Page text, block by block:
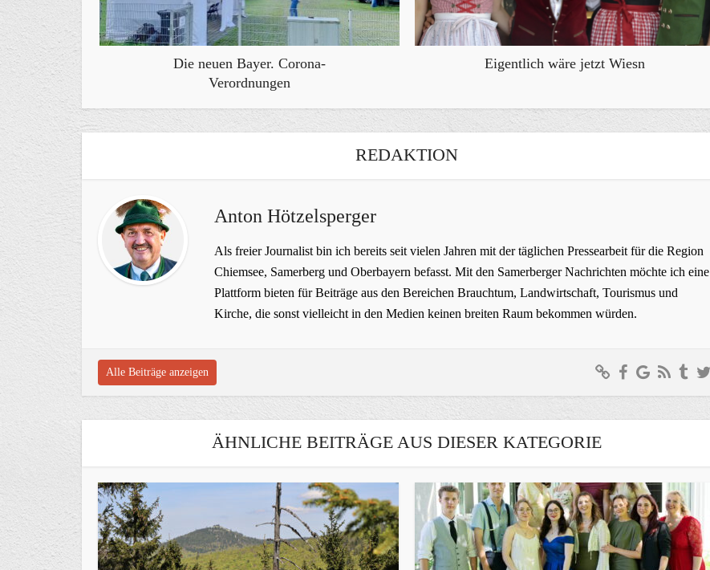
Die neuen Bayer. Corona-
Verordnungen
Eigentlich wäre jetzt Wiesn
REDAKTION
Anton Hötzelsperger
Als freier Journalist bin ich bereits seit vielen Jahren mit der täglichen Pressearbeit für die Region
Chiemsee, Samerberg und Oberbayern befasst. Mit den Samerberger Nachrichten möchte ich eine
Plattform bieten für Beiträge aus den Bereichen Brauchtum, Landwirtschaft, Tourismus und
Kirche, die sonst vielleicht in den Medien keinen breiten Raum bekommen würden.
Alle Beiträge anzeigen
ÄHNLICHE BEITRÄGE AUS DIESER KATEGORIE